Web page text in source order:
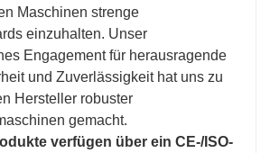
Maschinen strenge
einzuhalten. Unser
Engagement für herausragende
und Zuverlässigkeit hat uns zu
Hersteller robuster
gemacht.
verfügen über ein CE-/ISO-